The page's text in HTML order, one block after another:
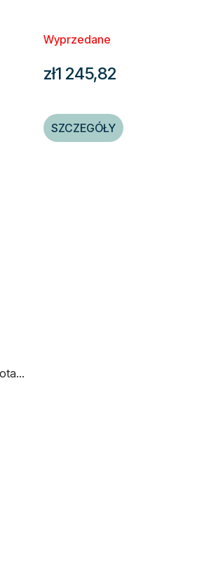
Wyprzedane
zł1 245,82
SZCZEGÓŁY